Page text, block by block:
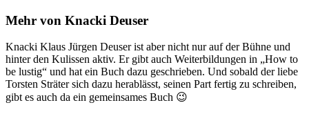
Mehr von Knacki Deuser
Knacki Klaus Jürgen Deuser ist aber nicht nur auf der Bühne und
hinter den Kulissen aktiv. Er gibt auch Weiterbildungen in „How to
be lustig“ und hat ein Buch dazu geschrieben. Und sobald der liebe
Torsten Sträter sich dazu herablässt, seinen Part fertig zu schreiben,
gibt es auch da ein gemeinsames Buch 😉